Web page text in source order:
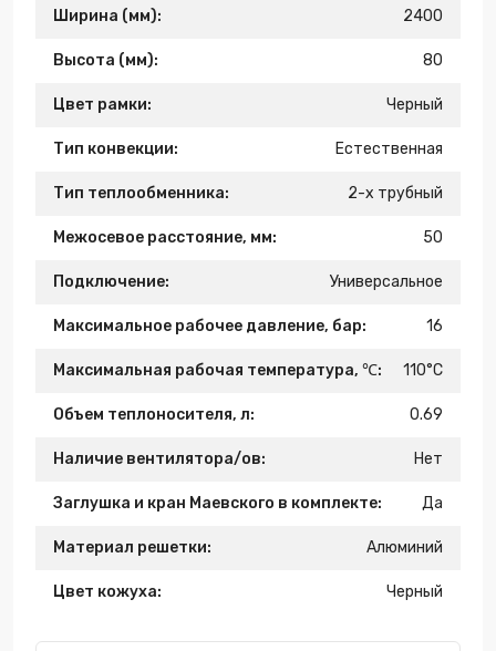
Ширина (мм): 2400
Высота (мм): 80
Цвет рамки: Черный
Тип конвекции: Естественная
Тип теплообменника: 2-х трубный
Межосевое расстояние, мм: 50
Подключение: Универсальное
Максимальное рабочее давление, бар: 16
Максимальная рабочая температура, ℃: 110°C
Объем теплоносителя, л: 0.69
Наличие вентилятора/ов: Нет
Заглушка и кран Маевского в комплекте: Да
Материал решетки: Алюминий
Цвет кожуха: Черный